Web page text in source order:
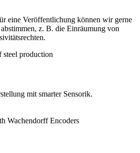
eine Veröffentlichung können wir gerne
z. B. die Einräumung von
mit smarter Sensorik.